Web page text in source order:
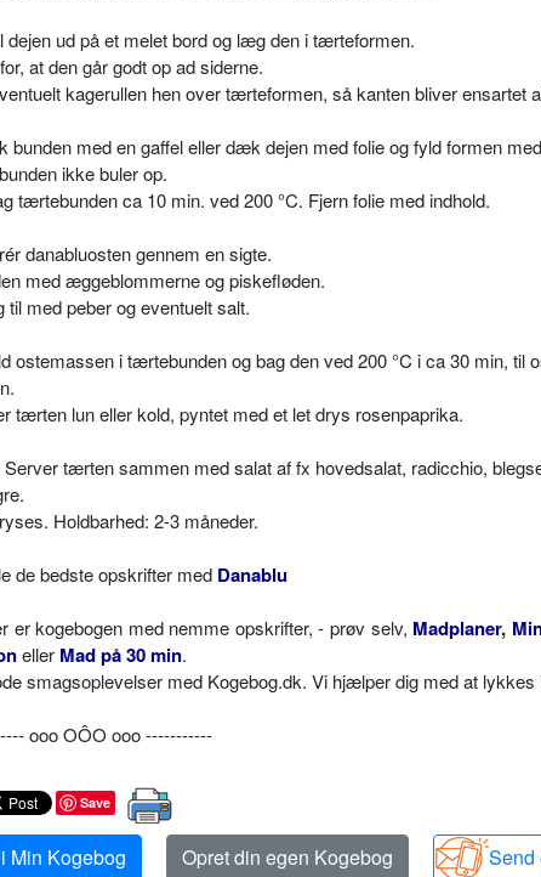
dejen ud på et melet bord og læg den i tærteformen.
at den går godt op ad siderne.
kagerullen hen over tærteformen, så kanten bliver ensartet
bunden med en gaffel eller dæk dejen med folie og fyld formen
ikke buler op.
tærtebunden ca 10 min. ved 200 °C. Fjern folie med indhold.
danabluosten gennem en sigte.
med æggeblommerne og piskefløden.
til med peber og eventuelt salt.
ostemassen i tærtebunden og bag den ved 200 °C i ca 30 min, til
tærten lun eller kold, pyntet med et let drys rosenpaprika.
Server tærten sammen med salat af fx hovedsalat, radicchio,
Holdbarhed: 2-3 måneder.
de bedste opskrifter med Danablu
er kogebogen med nemme opskrifter, - prøv selv, Madplaner,
eller Mad på 30 min.
smagsoplevelser med Kogebog.dk. Vi hjælper dig med at lykkes
ooo OÔO ooo -----------
Save
Min Kogebog Opret din egen Kogebog
Send